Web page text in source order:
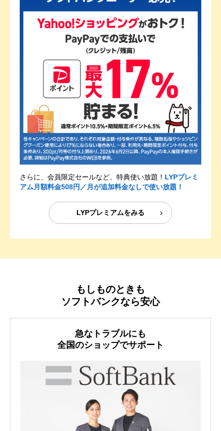
さらに、会員限定セールなど、特典使い放題！ LYPプレミ
アム月額料金508円／月が追加料金なしで使い放題！
LYPプレミアムをみる
もしものときも
ソフトバンクなら安心
急なトラブルにも
全国のショップでサポート